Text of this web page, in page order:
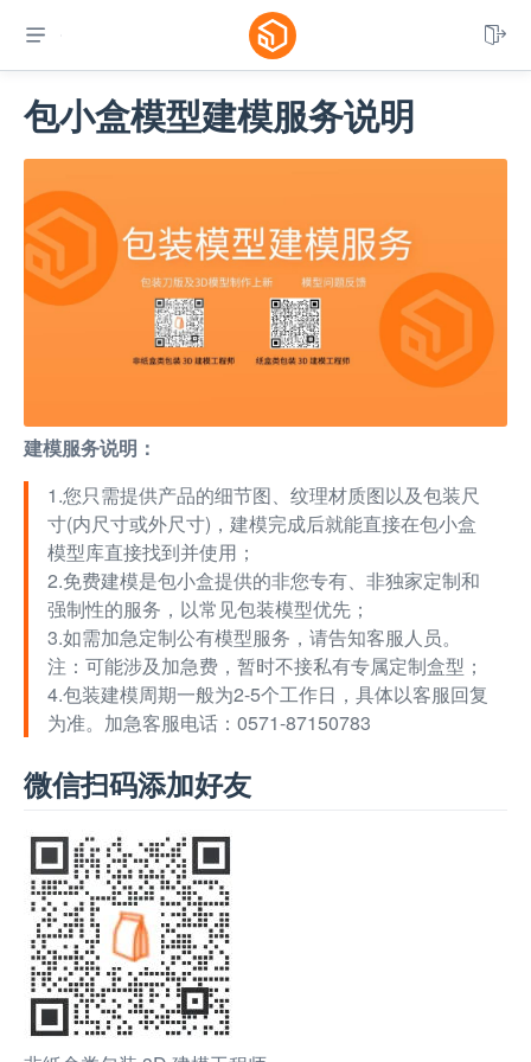
 
包小盒模型建模服务说明
建模服务说明：
1.您只需提供产品的细节图、纹理材质图以及包装尺
寸(内尺寸或外尺寸)，建模完成后就能直接在包小盒
模型库直接找到并使用；
2.免费建模是包小盒提供的非您专有、非独家定制和
强制性的服务，以常见包装模型优先；
3.如需加急定制公有模型服务，请告知客服人员。
注：可能涉及加急费，暂时不接私有专属定制盒型；
4.包装建模周期一般为2-5个工作日，具体以客服回复
为准。加急客服电话：0571-87150783
微信扫码添加好友